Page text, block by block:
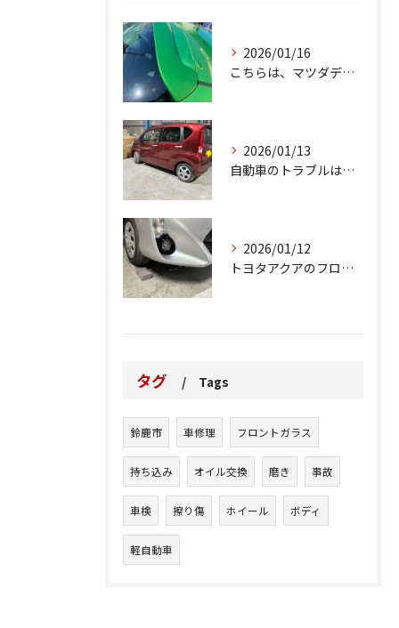
2026/01/16
こちらは、マツダデミオのゲートのルーフスポイラーで、経年劣化...
2026/01/13
自動車のトラブルは、日常生活において避けられない出来事の一つ...
2026/01/12
トヨタアクアのフロントバンパーの右下側を縁石にぶつけてできた...
タグ Tags
鈴鹿市 車修理 フロントガラス
持ち込み オイル交換 磨き 事故
車検 擦り傷 ホイール ボディ
軽自動車